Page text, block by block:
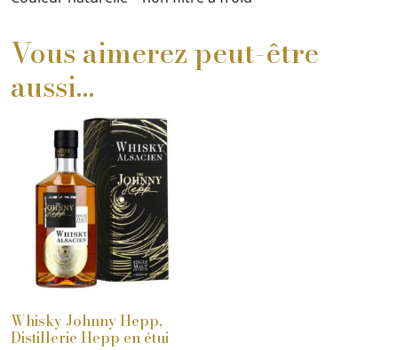
Vous aimerez peut-être
aussi…
Whisky Johnny Hepp,
Distillerie Hepp en étui